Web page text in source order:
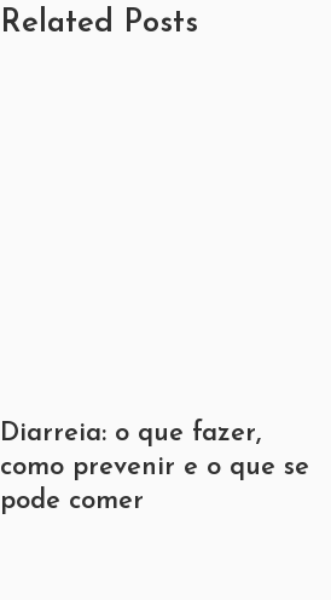
Related Posts
Diarreia: o que fazer,
como prevenir e o que se
pode comer